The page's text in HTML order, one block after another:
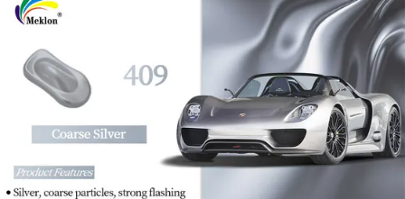
KEBIJAKAN
PRIVASI